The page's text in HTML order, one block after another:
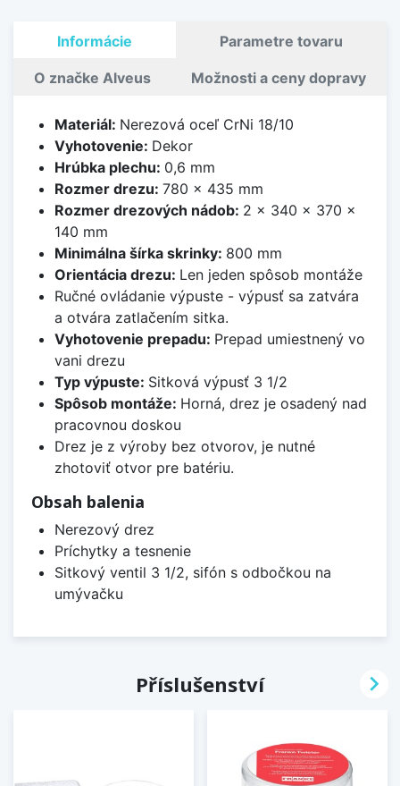
Informácie Parametre tovaru
O značke Alveus Možnosti a ceny dopravy
Materiál: Nerezová oceľ CrNi 18/10
Vyhotovenie: Dekor
Hrúbka plechu: 0,6 mm
Rozmer drezu: 780 x 435 mm
Rozmer drezových nádob: 2 x 340 x 370 x
140 mm
Minimálna šírka skrinky: 800 mm
Orientácia drezu: Len jeden spôsob montáže
Ručné ovládanie výpuste - výpusť sa zatvára
a otvára zatlačením sitka.
Vyhotovenie prepadu: Prepad umiestnený vo
vani drezu
Typ výpuste: Sitková výpusť 3 1/2
Spôsob montáže: Horná, drez je osadený nad
pracovnou doskou
Drez je z výroby bez otvorov, je nutné
zhotoviť otvor pre batériu.
Obsah balenia
Nerezový drez
Príchytky a tesnenie
Sitkový ventil 3 1/2, sifón s odbočkou na
umývačku
Příslušenství 